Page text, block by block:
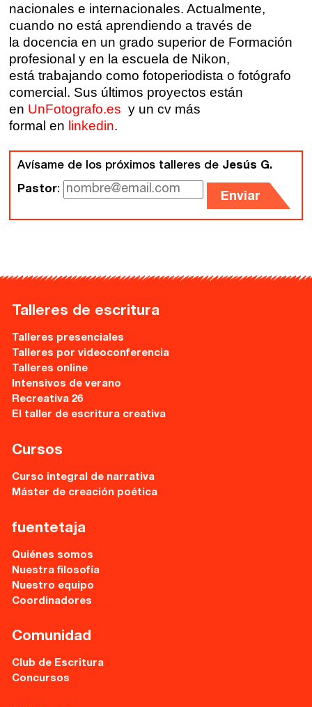
Zaragoza
Santander
Gijón
Palma
Las Palmas
fuentetaja
Quiénes somos
Nuestra filosofía
Nuestro equipo
Comunidad
Catálogo
Ebooks
Recursos
Asesoría y Corrección
Tutorías
Directorios
Contacto
Escríbenos
Guía Rápida
Sede central:
nacionales e internacionales. Actualmente,
cuando no está aprendiendo a través de
la docencia en un grado superior de Formación
profesional y en la escuela de Nikon,
está trabajando como fotoperiodista o fotógrafo
comercial. Sus últimos proyectos están
en UnFotografo.es y un cv más
formal en linkedin.
Avísame de los próximos talleres de Jesús G.
Pastor:
Enviar
Talleres de escritura
Talleres presenciales
Talleres por videoconferencia
Talleres online
Intensivos de verano
Recreativa 26
El taller de escritura creativa
Cursos
Curso integral de narrativa
Máster de creación poética
fuentetaja
Quiénes somos
Nuestra filosofía
Nuestro equipo
Coordinadores
Comunidad
Club de Escritura
Concursos